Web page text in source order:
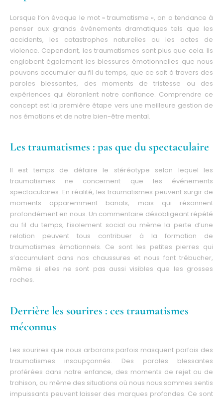
Lorsque l’on évoque le mot « traumatisme », on a tendance à
penser aux grands événements dramatiques tels que les
accidents, les catastrophes naturelles ou les actes de
violence. Cependant, les traumatismes sont plus que cela. Ils
englobent également les blessures émotionnelles que nous
pouvons accumuler au fil du temps, que ce soit à travers des
paroles blessantes, des moments de tristesse ou des
expériences qui ébranlent notre confiance. Comprendre ce
concept est la première étape vers une meilleure gestion de
nos émotions et de notre bien-être mental.
Les traumatismes : pas que du spectaculaire
Il est temps de défaire le stéréotype selon lequel les
traumatismes ne concernent que les événements
spectaculaires. En réalité, les traumatismes peuvent surgir de
moments apparemment banals, mais qui résonnent
profondément en nous. Un commentaire désobligeant répété
au fil du temps, l’isolement social ou même la perte d’une
relation peuvent tous contribuer à la formation de
traumatismes émotionnels. Ce sont les petites pierres qui
s’accumulent dans nos chaussures et nous font trébucher,
même si elles ne sont pas aussi visibles que les grosses
roches.
Derrière les sourires : ces traumatismes
méconnus
Les sourires que nous arborons parfois masquent parfois des
traumatismes insoupçonnés. Des paroles blessantes
proférées dans notre enfance, des moments de rejet ou de
trahison, ou même des situations où nous nous sommes sentis
impuissants peuvent laisser des marques profondes. Ce sont